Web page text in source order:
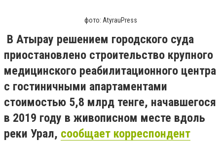
фото: AtyrauPress
В Атырау решением городского суда
приостановлено строительство крупного
медицинского реабилитационного центра
с гостиничными апартаментами
стоимостью 5,8 млрд тенге, начавшегося
в 2019 году в живописном месте вдоль
реки Урал, сообщает корреспондент